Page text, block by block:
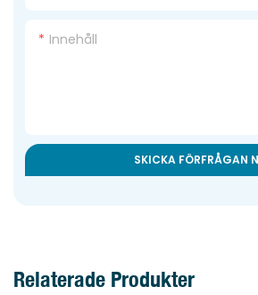
Innehåll
SKICKA FÖRFRÅGAN
Relaterade Produkter